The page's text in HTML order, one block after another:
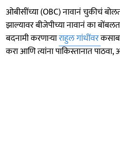
ओबीसींच्या (OBC) नावानं चुकीचं
झाल्यावर बीजेपीच्या नावानं का
बदनामी करणाऱ्याराहुल गांधींवर
करा आणि त्यांना पाकिस्तानात